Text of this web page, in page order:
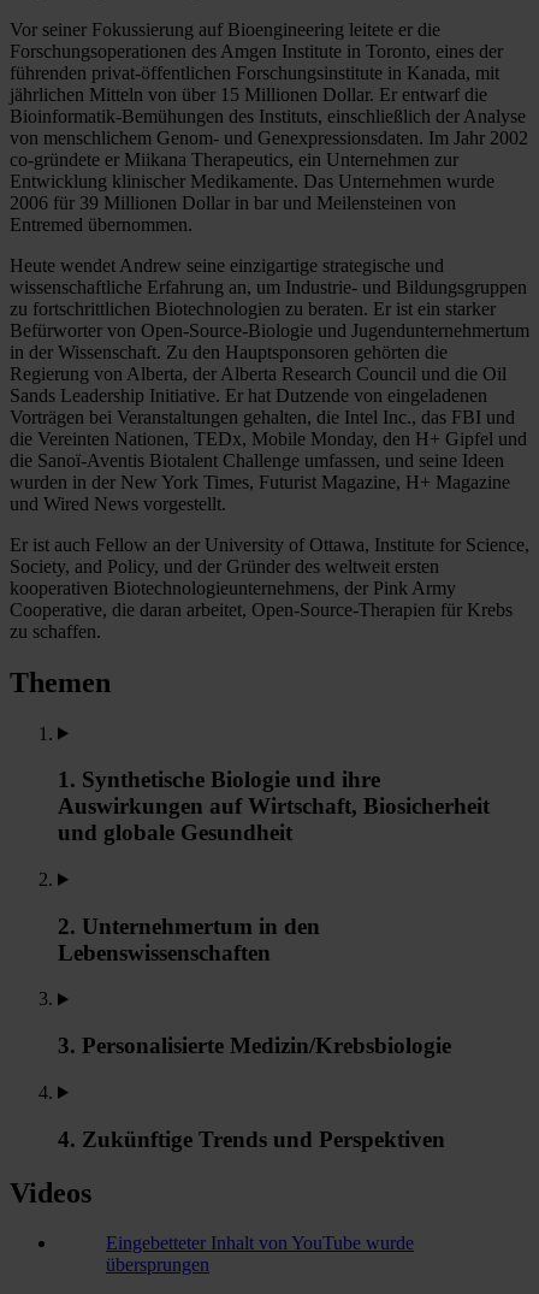
Vor seiner Fokussierung auf Bioengineering leitete er die
Forschungsoperationen des Amgen Institute in Toronto, eines der
führenden privat-öffentlichen Forschungsinstitute in Kanada, mit
jährlichen Mitteln von über 15 Millionen Dollar. Er entwarf die
Bioinformatik-Bemühungen des Instituts, einschließlich der Analyse
von menschlichem Genom- und Genexpressionsdaten. Im Jahr 2002
co-gründete er Miikana Therapeutics, ein Unternehmen zur
Entwicklung klinischer Medikamente. Das Unternehmen wurde
2006 für 39 Millionen Dollar in bar und Meilensteinen von
Entremed übernommen.
Heute wendet Andrew seine einzigartige strategische und
wissenschaftliche Erfahrung an, um Industrie- und Bildungsgruppen
zu fortschrittlichen Biotechnologien zu beraten. Er ist ein starker
Befürworter von Open-Source-Biologie und Jugendunternehmertum
in der Wissenschaft. Zu den Hauptsponsoren gehörten die
Regierung von Alberta, der Alberta Research Council und die Oil
Sands Leadership Initiative. Er hat Dutzende von eingeladenen
Vorträgen bei Veranstaltungen gehalten, die Intel Inc., das FBI und
die Vereinten Nationen, TEDx, Mobile Monday, den H+ Gipfel und
die Sanoï-Aventis Biotalent Challenge umfassen, und seine Ideen
wurden in der New York Times, Futurist Magazine, H+ Magazine
und Wired News vorgestellt.
Er ist auch Fellow an der University of Ottawa, Institute for Science,
Society, and Policy, und der Gründer des weltweit ersten
kooperativen Biotechnologieunternehmens, der Pink Army
Cooperative, die daran arbeitet, Open-Source-Therapien für Krebs
zu schaffen.
Themen
1. Synthetische Biologie und ihre
Auswirkungen auf Wirtschaft, Biosicherheit
und globale Gesundheit
2. Unternehmertum in den
Lebenswissenschaften
3. Personalisierte Medizin/Krebsbiologie
4. Zukünftige Trends und Perspektiven
Videos
Eingebetteter Inhalt von YouTube wurde
übersprungen